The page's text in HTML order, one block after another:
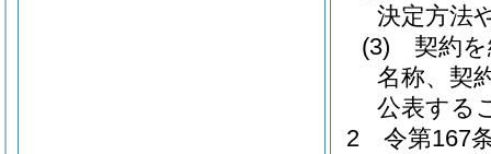
決定方法
(3)
契約
名称、契
公表する
2
令第167